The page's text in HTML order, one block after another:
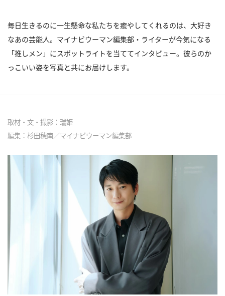
毎日生きるのに一生懸命な私たちを癒やしてくれるのは、大好き
なあの芸能人。マイナビウーマン編集部・ライターが今気になる
「推しメン」にスポットライトを当ててインタビュー。彼らのか
っこいい姿を写真と共にお届けします。
取材・文・撮影：瑞姫
編集：杉田穂南／マイナビウーマン編集部